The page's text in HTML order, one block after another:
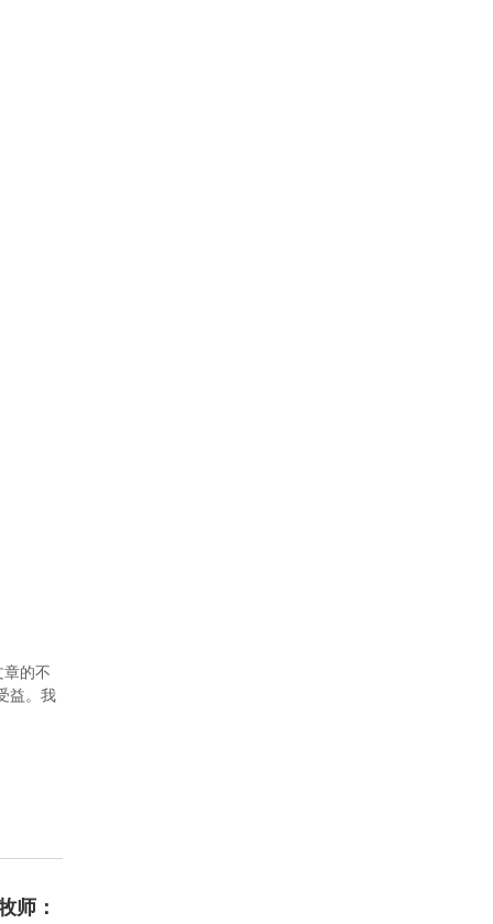
章的不
益。我
师：